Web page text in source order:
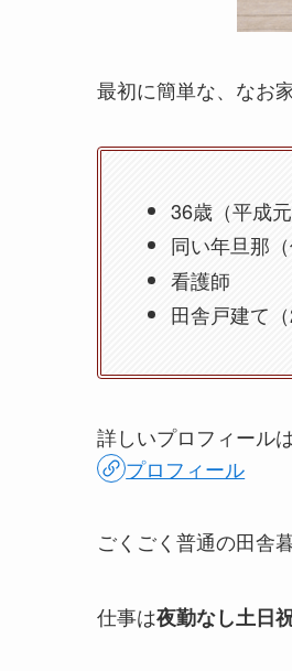
最初に簡単な、なお
36歳（平成
同い年旦那
看護師
田舎戸建て
詳しいプロフィール
プロフィール
ごくごく普通の田舎
仕事は夜勤なし土日